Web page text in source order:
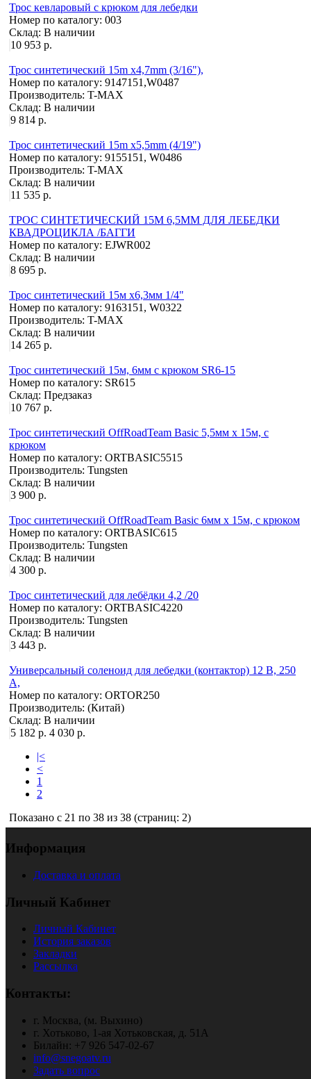
Трос кевларовый с крюком для лебедки
Номер по каталогу: 003
Склад: В наличии
10 953 р.
Трос синтетический 15m x4,7mm (3/16"),
Номер по каталогу: 9147151,W0487
Производитель: T-MAX
Склад: В наличии
9 814 р.
Трос синтетический 15m x5,5mm (4/19")
Номер по каталогу: 9155151, W0486
Производитель: T-MAX
Склад: В наличии
11 535 р.
ТРОС СИНТЕТИЧЕСКИЙ 15М 6,5ММ ДЛЯ ЛЕБЕДКИ
КВАДРОЦИКЛА /БАГГИ
Номер по каталогу: EJWR002
Склад: В наличии
8 695 р.
Трос синтетический 15м x6,3мм 1/4"
Номер по каталогу: 9163151, W0322
Производитель: T-MAX
Склад: В наличии
14 265 р.
Трос синтетический 15м, 6мм с крюком SR6-15
Номер по каталогу: SR615
Склад: Предзаказ
10 767 р.
Трос синтетический OffRoadTeam Basic 5,5мм х 15м, с
крюком
Номер по каталогу: ORTBASIC5515
Производитель: Tungsten
Склад: В наличии
3 900 р.
Трос синтетический OffRoadTeam Basic 6мм х 15м, с крюком
Номер по каталогу: ORTBASIC615
Производитель: Tungsten
Склад: В наличии
4 300 р.
Трос синтетический для лебёдки 4,2 /20
Номер по каталогу: ORTBASIC4220
Производитель: Tungsten
Склад: В наличии
3 443 р.
Универсальный соленоид для лебедки (контактор) 12 В, 250
А,
Номер по каталогу: ORTOR250
Производитель: (Китай)
Склад: В наличии
5 182 р. 4 030 р.
|<
<
1
2
Показано с 21 по 38 из 38 (страниц: 2)
Информация
Доставка и оплата
Личный Кабинет
Личный Кабинет
История заказов
Закладки
Рассылка
Контакты:
г. Москва, (м. Выхино)
г. Хотьково, 1-ая Хотьковская, д. 51А
Билайн: +7 926 547-02-67
info@snegoatv.ru
Задать вопрос